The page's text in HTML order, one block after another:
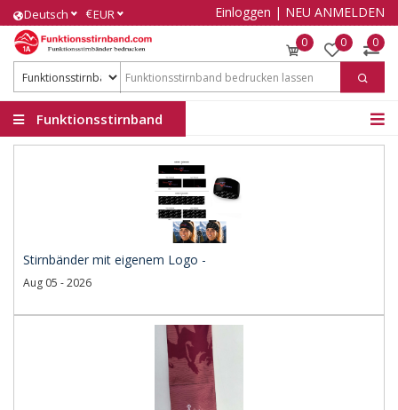
Deutsch €EUR Einloggen | NEU ANMELDEN
0 0 0
Funktionsstirnband
Stirnbänder mit eigenem Logo -
Aug 05 - 2026